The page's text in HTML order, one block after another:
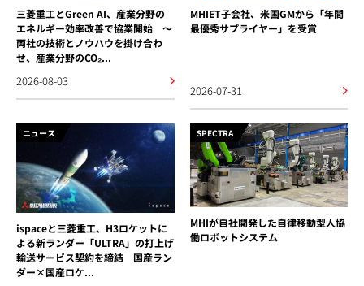
三菱重工とGreen AI、産業分野の
エネルギー効率改善で協業開始 ～
両社の技術とノウハウを掛け合わ
せ、産業分野のCO₂...
2026-08-03
MHIET子会社、米国GMから「年間
最優秀サプライヤー」を受賞
2026-07-31
ニュース
ispaceと三菱重工、H3ロケットに
よる新ランダー「ULTRA」の打上げ
輸送サービス契約を締結 国産ラン
ダー×国産ロケ...
SPECTRA
MHIが自社開発した自律移動型人協
働ロボットシステム